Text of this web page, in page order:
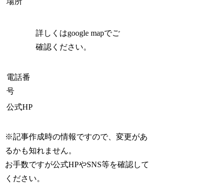
詳しくはgoogle mapでご
確認ください。
電話番
号
公式HP
※記事作成時の情報ですので、変更があ
るかも知れません。
お手数ですが公式HPやSNS等を確認して
ください。